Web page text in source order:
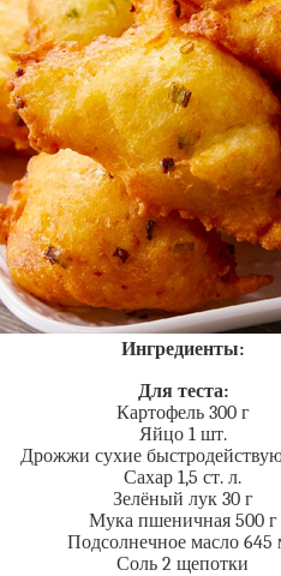
Ингредиенты:
Для теста:
Картофель 300 г
Яйцо 1 шт.
Дрожжи сухие
Сахар 1,5 ст. л.
Зелёный лук 30 г
Мука пшеничная 500 г
Подсолнечное масло 645
Соль 2 щепотки